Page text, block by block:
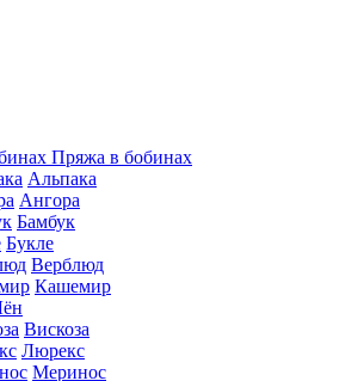
Пряжа в бобинах
Альпака
Ангора
Бамбук
Букле
Верблюд
Кашемир
Вискоза
Люрекс
Меринос